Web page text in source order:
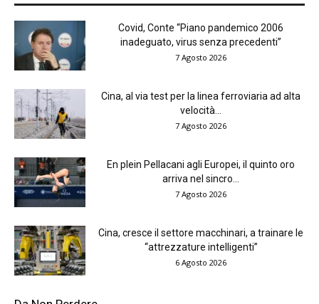
Covid, Conte “Piano pandemico 2006
inadeguato, virus senza precedenti”
7 Agosto 2026
Cina, al via test per la linea ferroviaria ad alta
velocità...
7 Agosto 2026
En plein Pellacani agli Europei, il quinto oro
arriva nel sincro...
7 Agosto 2026
Cina, cresce il settore macchinari, a trainare le
“attrezzature intelligenti”
6 Agosto 2026